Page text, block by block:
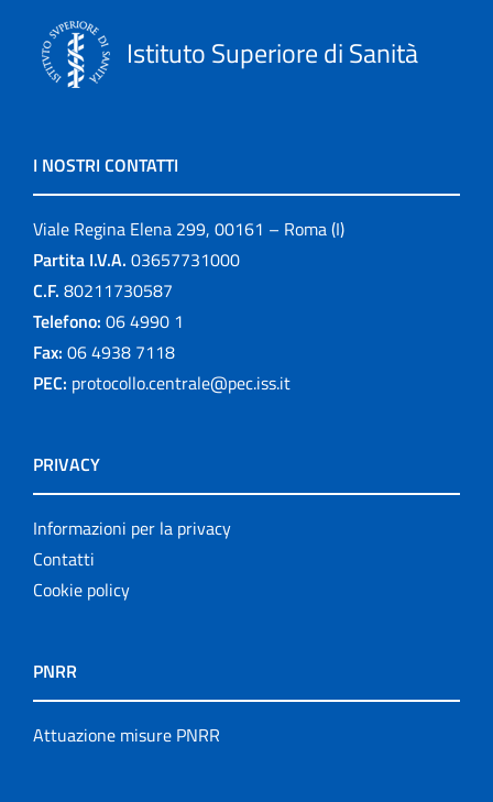
Istituto Superiore di Sanità
I NOSTRI CONTATTI
Viale Regina Elena 299, 00161 – Roma (I)
Partita I.V.A. 03657731000
C.F. 80211730587
Telefono: 06 4990 1
Fax: 06 4938 7118
PEC: protocollo.centrale@pec.iss.it
PRIVACY
Informazioni per la privacy
Contatti
Cookie policy
PNRR
Attuazione misure PNRR